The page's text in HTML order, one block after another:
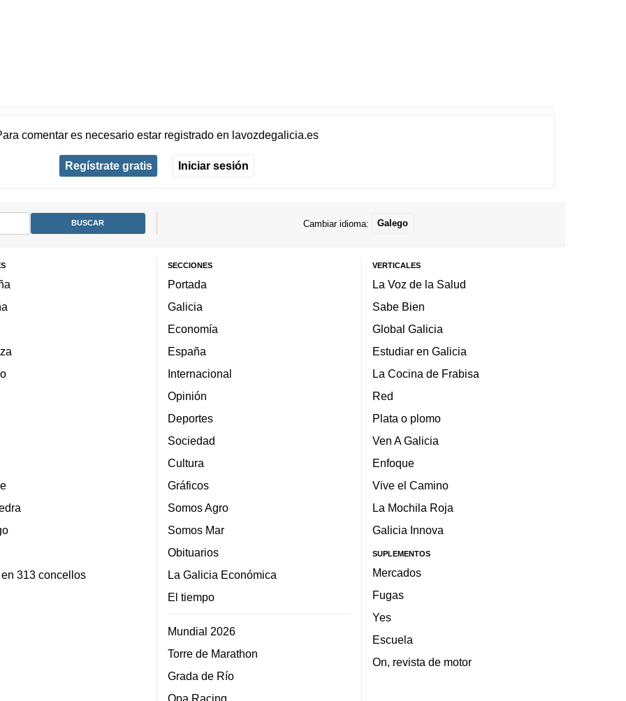
comentar es necesario estar registradoen lavozdegalicia.es
Regístrate gratis Iniciar sesión
Cambiar idioma: Galego
313 concellos
SECCIONES
Portada
Galicia
Economía
España
Internacional
Opinión
Deportes
Sociedad
Cultura
Gráficos
Somos Agro
Somos Mar
Obituarios
La Galicia Económica
El tiempo
Mundial 2026
Torre de Marathon
Grada de Río
Opa Racing
VERTICALES
La Voz de la Salud
Sabe Bien
Global Galicia
Estudiar en Galicia
La Cocina de Frabisa
Red
Plata o plomo
Ven A Galicia
Enfoque
Vive el Camino
La Mochila Roja
Galicia Innova
SUPLEMENTOS
Mercados
Fugas
Yes
Escuela
On, revista de motor